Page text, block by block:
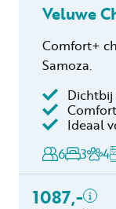
Veluwe
Comfort+
Samoza.
Ideaal
6
3 4
1087,-